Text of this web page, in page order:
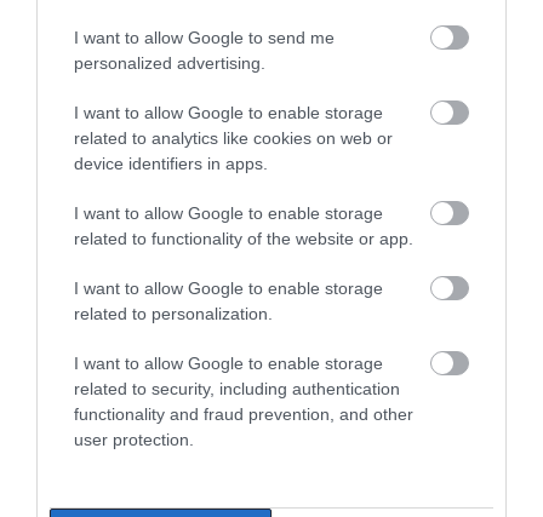
I want to allow Google to send me
personalized advertising.
I want to allow Google to enable storage
related to analytics like cookies on web or
device identifiers in apps.
I want to allow Google to enable storage
related to functionality of the website or app.
I want to allow Google to enable storage
related to personalization.
I want to allow Google to enable storage
related to security, including authentication
functionality and fraud prevention, and other
user protection.
08.08.2026 | 16:00
κλειστό γυμναστήριο στην Εύβοια
08.08.2026 | 15:40
Φωτιά στη Βοιωτία: Έκτακτα
μέτρα στήριξης για την εστίαση
08.08.2026 | 15:20
Σπείρα ανοίγει επιχειρήσεις
Ποιοι θα λάβουν
νωρίτερα τις
Φωτιά στη Βοιωτία:
Έκτακτα μέτρα
Όμιλος ΔΕΗ: Νέα
χαρτοφυλάκιο έργων
ΑΑΔΕ επιβάλλει φόρο
από 10% έως 40%